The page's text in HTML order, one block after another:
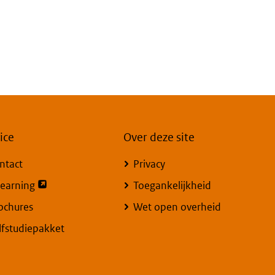
opent externe pagina
Over deze site
Privacy
Toegankelijkheid
Wet open overheid